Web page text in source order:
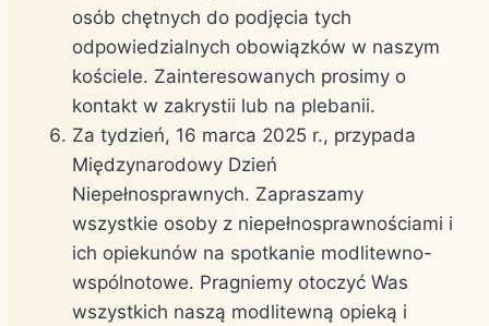
osób chętnych do podjęcia tych
odpowiedzialnych obowiązków w naszym
kościele. Zainteresowanych prosimy o
kontakt w zakrystii lub na plebanii.
Za tydzień, 16 marca 2025 r., przypada
Międzynarodowy Dzień
Niepełnosprawnych. Zapraszamy
wszystkie osoby z niepełnosprawnościami i
ich opiekunów na spotkanie modlitewno-
wspólnotowe. Pragniemy otoczyć Was
wszystkich naszą modlitewną opieką i